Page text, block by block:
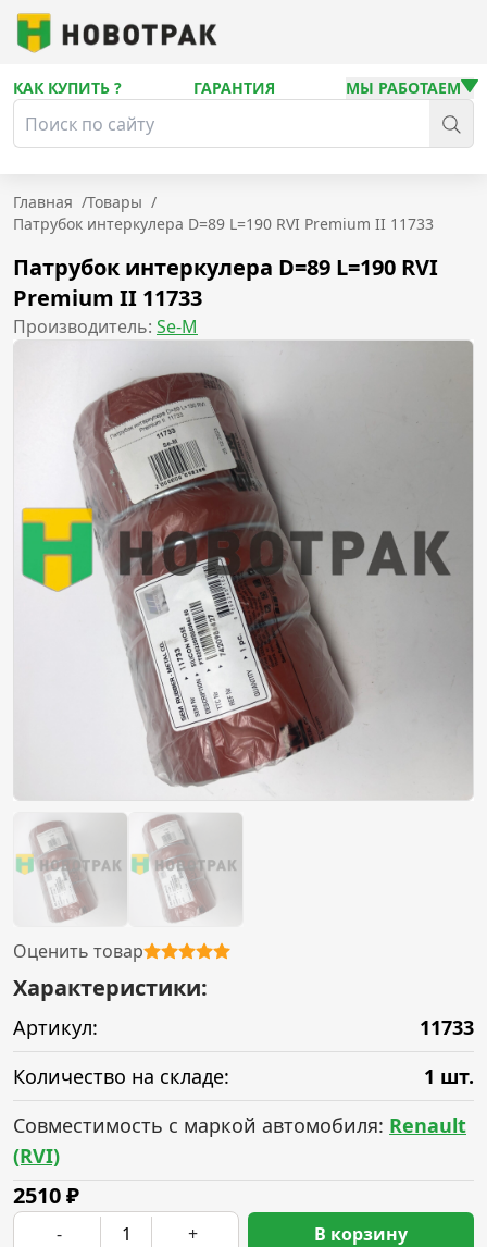
КАК КУПИТЬ ? ГАРАНТИЯ МЫ РАБОТАЕМ
Главная /Товары /
Патрубок интеркулера D=89 L=190 RVI Premium II 11733
Патрубок интеркулера D=89 L=190 RVI
Premium II 11733
Производитель: Se-M
Оценить товар
Характеристики:
Артикул:
11733
Количество на складе:
1 шт.
Совместимость с маркой автомобиля: Renault
(RVI)
2510₽
- + В корзину